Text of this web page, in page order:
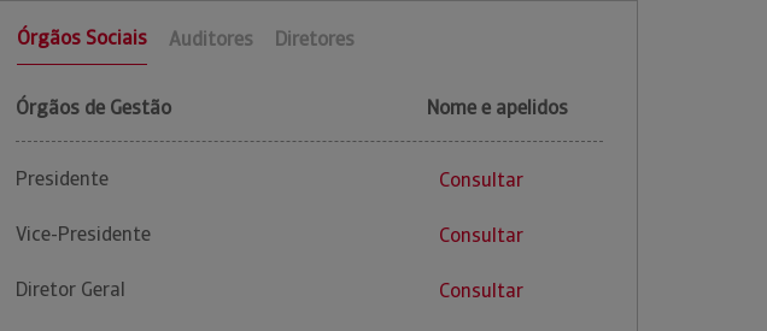
Órgãos Sociais Auditores Diretores
Órgãos de Gestão Nome e apelidos
Presidente Consultar
Vice-Presidente Consultar
Diretor Geral Consultar